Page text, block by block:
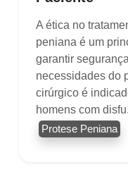
A ética no
peniana é um
garantir
necessidades do
cirúrgico é
homens com
Protese Peniana